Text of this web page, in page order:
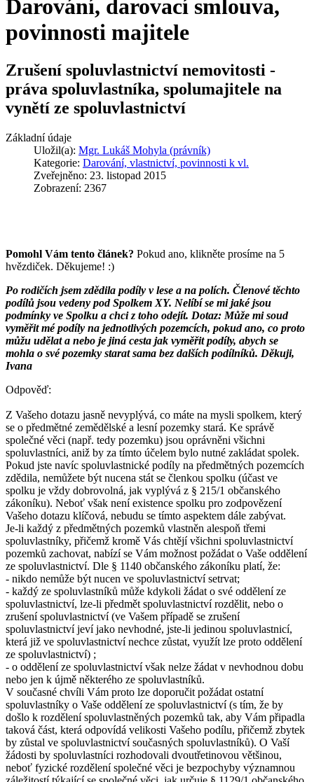
Darování, darovací smlouva,
povinnosti majitele
Zrušení spoluvlastnictví nemovitosti -
práva spoluvlastníka, spolumajitele na
vynětí ze spoluvlastnictví
Základní údaje
Uložil(a): Mgr. Lukáš Mohyla (právník)
Kategorie: Darování, vlastnictví, povinnosti k vl.
Zveřejněno: 23. listopad 2015
Zobrazení: 2367
Pomohl Vám tento článek? Pokud ano, klikněte prosíme na 5
hvězdiček. Děkujeme! :)
Po rodičích jsem zdědila podíly v lese a na polích. Členové těchto
podílů jsou vedeny pod Spolkem XY. Nelíbí se mi jaké jsou
podmínky ve Spolku a chci z toho odejít. Dotaz: Může mi soud
vyměřit mé podíly na jednotlivých pozemcích, pokud ano, co proto
můžu udělat a nebo je jiná cesta jak vyměřit podíly, abych se
mohla o své pozemky starat sama bez dalších podílníků. Děkuji,
Ivana
Odpověď:
Z Vašeho dotazu jasně nevyplývá, co máte na mysli spolkem, který
se o předmětné zemědělské a lesní pozemky stará. Ke správě
společné věci (např. tedy pozemku) jsou oprávněni všichni
spoluvlastníci, aniž by za tímto účelem bylo nutné zakládat spolek.
Pokud jste navíc spoluvlastnické podíly na předmětných pozemcích
zdědila, nemůžete být nucena stát se členkou spolku (účast ve
spolku je vždy dobrovolná, jak vyplývá z § 215/1 občanského
zákoníku). Neboť však není existence spolku pro zodpovězení
Vašeho dotazu klíčová, nebudu se tímto aspektem dále zabývat.
Je-li každý z předmětných pozemků vlastněn alespoň třemi
spoluvlastníky, přičemž kromě Vás chtějí všichni spoluvlastnictví
pozemků zachovat, nabízí se Vám možnost požádat o Vaše oddělení
ze spoluvlastnictví. Dle § 1140 občanského zákoníku platí, že:
- nikdo nemůže být nucen ve spoluvlastnictví setrvat;
- každý ze spoluvlastníků může kdykoli žádat o své oddělení ze
spoluvlastnictví, lze-li předmět spoluvlastnictví rozdělit, nebo o
zrušení spoluvlastnictví (ve Vašem případě se zrušení
spoluvlastnictví jeví jako nevhodné, jste-li jedinou spoluvlastnicí,
která již ve spoluvlastnictví nechce zůstat, využít lze proto oddělení
ze spoluvlastnictví) ;
- o oddělení ze spoluvlastnictví však nelze žádat v nevhodnou dobu
nebo jen k újmě některého ze spoluvlastníků.
V současné chvíli Vám proto lze doporučit požádat ostatní
spoluvlastníky o Vaše oddělení ze spoluvlastnictví (s tím, že by
došlo k rozdělení spoluvlastněných pozemků tak, aby Vám připadla
taková část, která odpovídá velikosti Vašeho podílu, přičemž zbytek
by zůstal ve spoluvlastnictví současných spoluvlastníků). O Vaší
žádosti by spoluvlastníci rozhodovali dvoutřetinovou většinou,
neboť fyzické rozdělení společné věci je bezpochyby významnou